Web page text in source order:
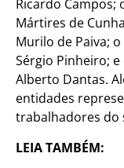
Ricardo Campos;
Mártires de
Murilo de Paiva;
Sérgio Pinheiro;
Alberto Dantas.
entidades
trabalhadores do
LEIA TAMBÉM: